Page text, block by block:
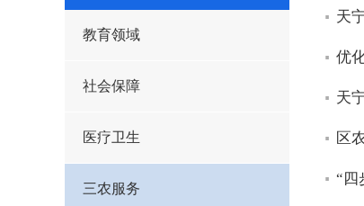
教育领域
社会保障
医疗卫生
三农服务
天
优
天
区
“四